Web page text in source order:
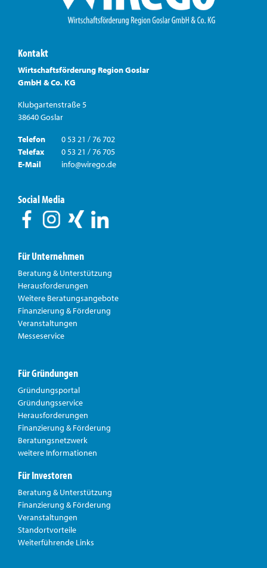
Kontakt
Wirtschaftsförderung Region Goslar
GmbH & Co. KG
Klubgartenstraße 5
38640 Goslar
Telefon
0 53 21 / 76 702
Telefax
0 53 21 / 76 705
E-Mail
info@wirego.de
Social Media
Für Unternehmen
Beratung & Unterstützung
Herausforderungen
Weitere Beratungsangebote
Finanzierung & Förderung
Veranstaltungen
Messeservice
Für Gründungen
Gründungsportal
Gründungsservice
Herausforderungen
Finanzierung & Förderung
Beratungsnetzwerk
weitere Informationen
Für Investoren
Beratung & Unterstützung
Finanzierung & Förderung
Veranstaltungen
Standortvorteile
Weiterführende Links